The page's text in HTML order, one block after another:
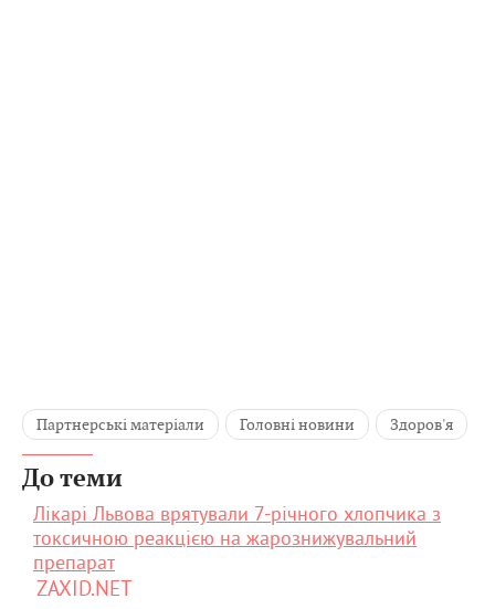
Партнерські матеріали Головні новини Здоров'я
До теми
Лікарі Львова врятували 7-річного хлопчика з
токсичною реакцією на жарознижувальний
препарат
ZAXID.NET